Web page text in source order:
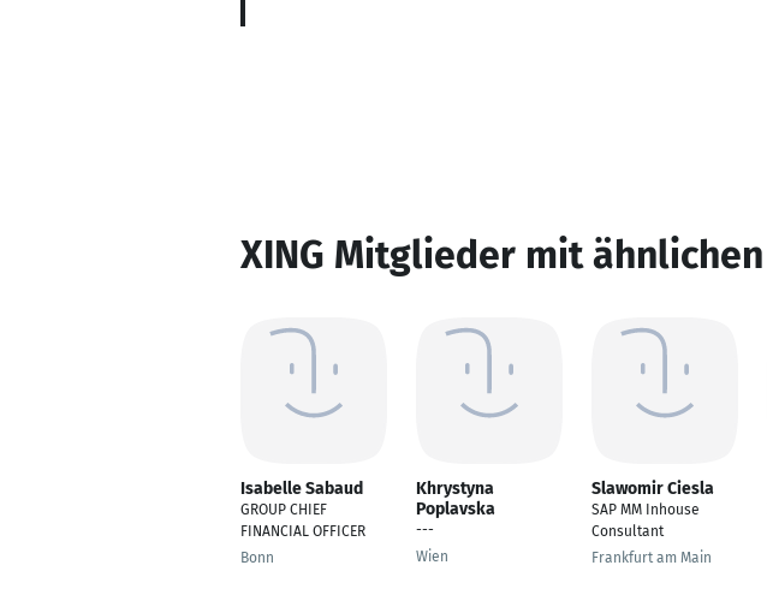
XING Mitglieder mit
Isabelle Sabaud
GROUP CHIEF
FINANCIAL OFFICER
Bonn
Khrystyna
Poplavska
---
Wien
Slawomir Ciesla
SAP MM Inhouse
Consultant
Frankfurt am Main